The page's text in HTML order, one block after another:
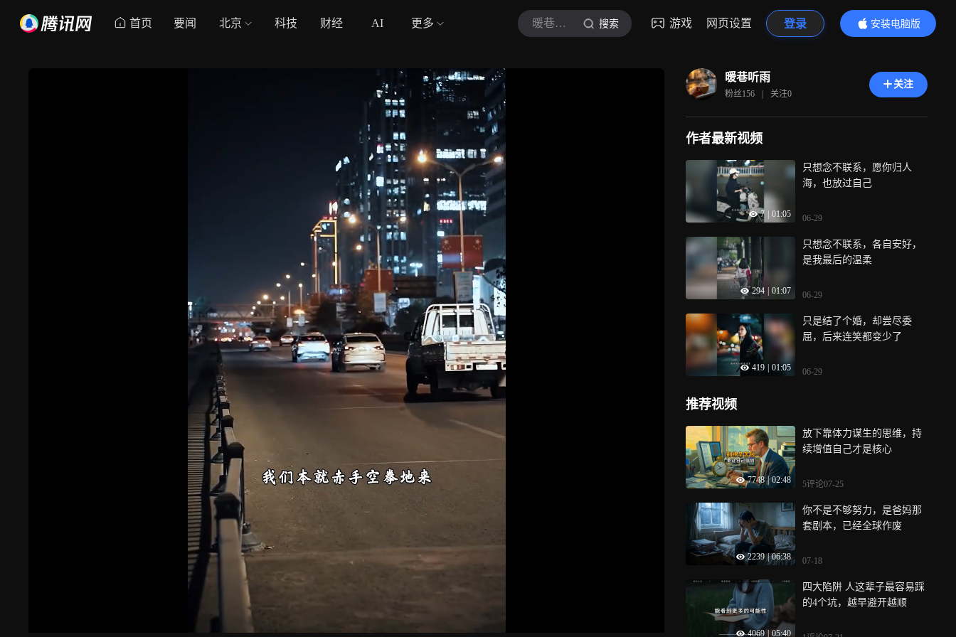
首页 要闻 北京 科技 财经 AI 更多 暖巷听雨 搜索 游戏 网页设置 登录
安装电脑版
内容更精彩
暖巷听雨
粉丝156 | 关注0
关注
作者最新视频
7 01:05
只想念不联系，愿你归人
海，也放过自己
06-29
294 01:07
只想念不联系，各自安好，
是我最后的温柔
06-29
419 01:05
只是结了个婚，却尝尽委
屈，后来连笑都变少了
06-29
推荐视频
7748 02:48
放下靠体力谋生的思维，持
续增值自己才是核心
5评论07-25
2239 | 06:38
你不是不够努力，是爸妈那
套剧本，已经全球作废
07-18
4069 05:40
四大陷阱 人这辈子最容易踩
的4个坑，越早避开越顺